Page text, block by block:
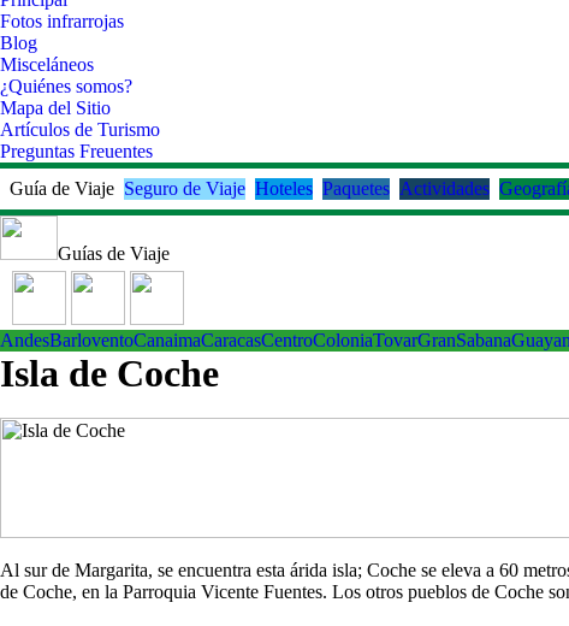
Fotos infrarrojas
Blog
Misceláneos
¿Quiénes somos?
Mapa del Sitio
Artículos de Turismo
Preguntas Freuentes
Guía de Viaje Seguro de Viaje Hoteles Paquetes Actividades
Guías de Viaje
AndesBarloventoCanaimaCaracasCentroColoniaTovarGranSabana
Isla de Coche
Al sur de Margarita, se encuentra esta árida isla; Coche se eleva a 60
de Coche, en la Parroquia Vicente Fuentes. Los otros pueblos de Coche